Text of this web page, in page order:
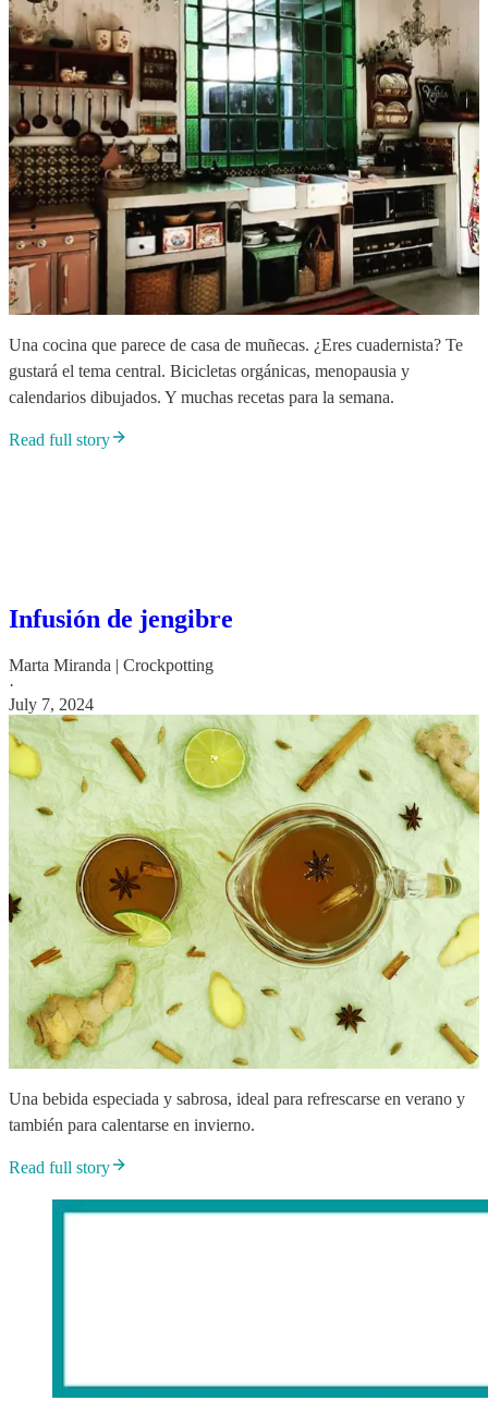
Una cocina que parece de casa de muñecas. ¿Eres cuadernista? Te
gustará el tema central. Bicicletas orgánicas, menopausia y
calendarios dibujados. Y muchas recetas para la semana.
Read full story
Infusión de jengibre
Marta Miranda | Crockpotting
·
July 7, 2024
Una bebida especiada y sabrosa, ideal para refrescarse en verano y
también para calentarse en invierno.
Read full story